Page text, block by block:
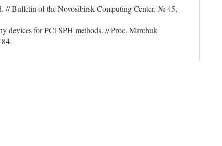
// Bulletin of the Novosibirsk Computing Center. № 45,
devices for PCI SPH methods. // Proc. Marchuk